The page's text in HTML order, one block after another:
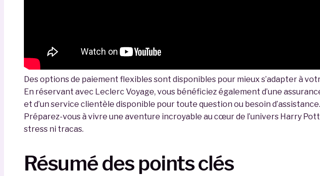
Des options de paiement flexibles sont disponibles pour mieux s’adapter à
En réservant avec Leclerc Voyage, vous bénéficiez également d’une
et d’un service clientèle disponible pour toute question ou besoin d’assistance.
Préparez-vous à vivre une aventure incroyable au cœur de l’univers Harry
stress ni tracas.
Résumé des points clés